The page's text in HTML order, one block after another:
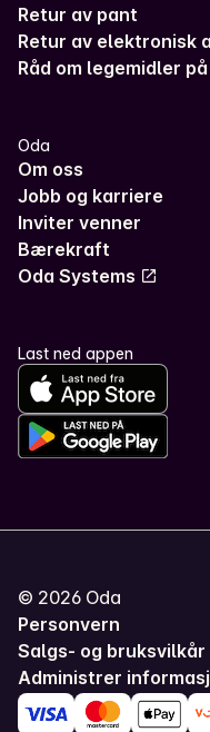
Retur av pant
Retur av elektronisk
Råd om legemidler
Oda
Om oss
Jobb og karriere
Inviter venner
Bærekraft
Oda Systems
Last ned appen
© 2026 Oda
Personvern
Salgs- og bruksvilkår
Administrer